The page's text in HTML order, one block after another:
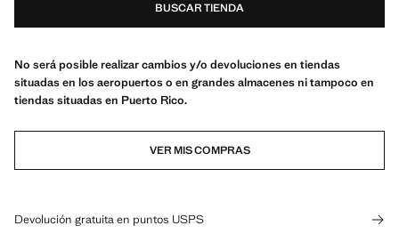
BUSCAR TIENDA
No será posible realizar cambios y/o devoluciones en tiendas
situadas en los aeropuertos o en grandes almacenes ni tampoco en
tiendas situadas en Puerto Rico.
VER MIS COMPRAS
Devolución gratuita en puntos USPS